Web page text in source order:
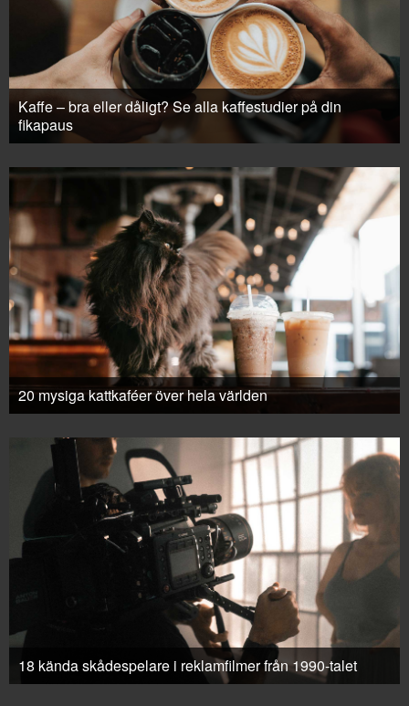
Kaffe – bra eller dåligt? Se alla kaffestudier på din
fikapaus
20 mysiga kattkaféer över hela världen
18 kända skådespelare i reklamfilmer från 1990-talet